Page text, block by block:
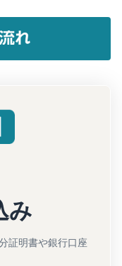
み
証明書や銀行口座